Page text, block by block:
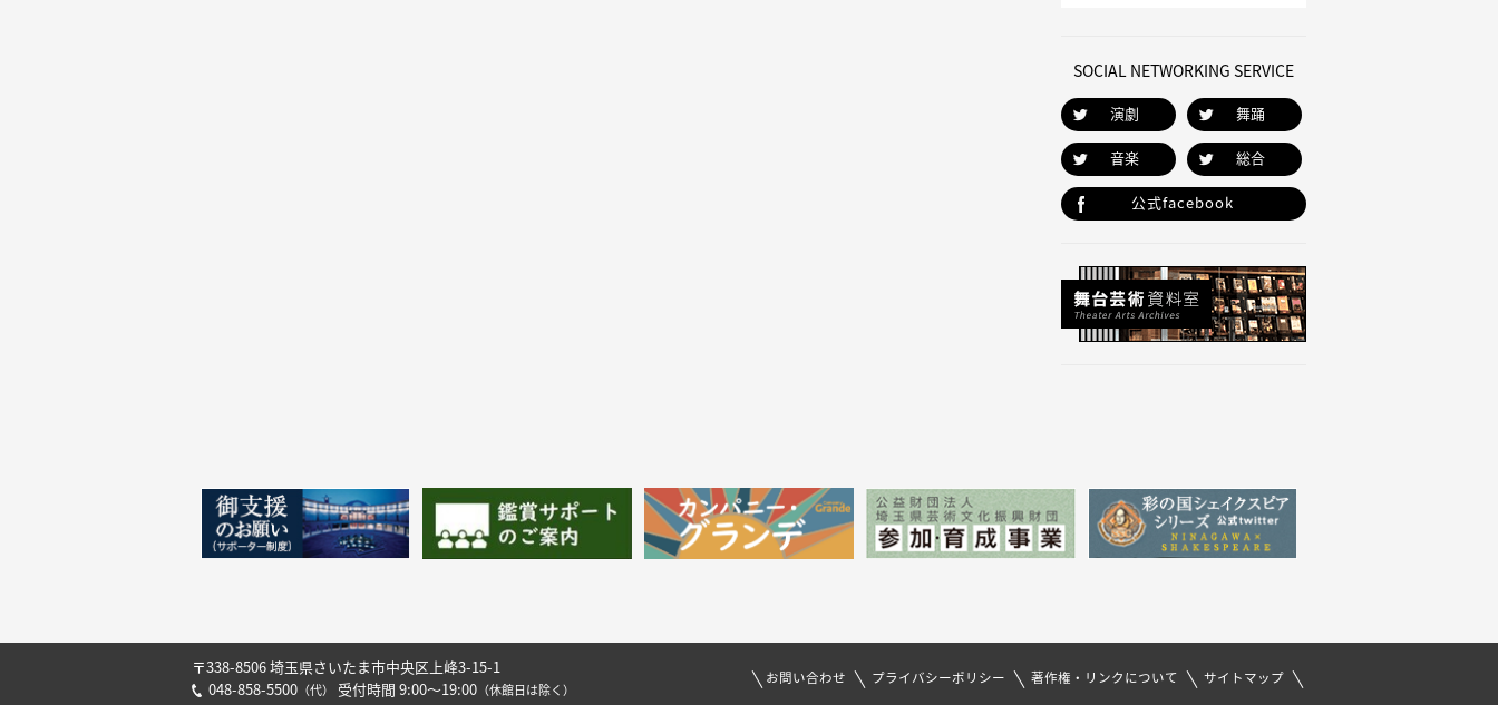
SOCIAL NETWORKING SERVICE
演劇 舞踊
音楽 総合
公式facebook
〒338-8506 埼玉県さいたま市中央区上峰3-15-1
048-858-5500 （代） 受付時間 9:00～19:00 （休館日は除く）
お問い合わせ プライバシーポリシー 著作権・リンクについて サイトマップ